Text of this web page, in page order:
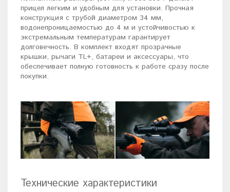
прицел легким и удобным для установки. Прочная
конструкция с трубой диаметром 34 мм,
водонепроницаемостью до 4 м и устойчивостью к
экстремальным температурам гарантирует
долговечность. В комплект входят прозрачные
крышки, рычаги TL+, батареи и аксессуары, что
обеспечивает полную готовность к работе сразу после
покупки.
Технические характеристики